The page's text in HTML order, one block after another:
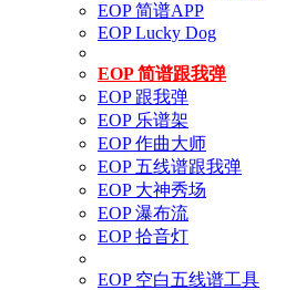
EOP 简谱APP
EOP Lucky Dog
EOP 简谱跟我弹
EOP 跟我弹
EOP 乐谱架
EOP 作曲大师
EOP 五线谱跟我弹
EOP 大神秀场
EOP 瀑布流
EOP 拾音灯
EOP 空白五线谱工具